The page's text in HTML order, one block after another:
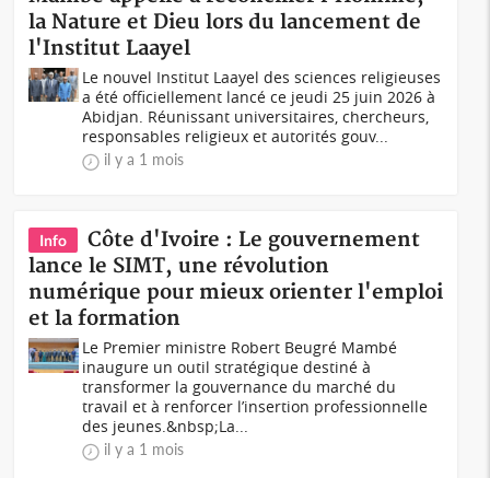
la Nature et Dieu lors du lancement de
l'Institut Laayel
Le nouvel Institut Laayel des sciences religieuses
a été officiellement lancé ce jeudi 25 juin 2026 à
Abidjan. Réunissant universitaires, chercheurs,
responsables religieux et autorités gouv...
il y a 1 mois
Info
Côte d'Ivoire : Le gouvernement
lance le SIMT, une révolution
numérique pour mieux orienter l'emploi
et la formation
Le Premier ministre Robert Beugré Mambé
inaugure un outil stratégique destiné à
transformer la gouvernance du marché du
travail et à renforcer l’insertion professionnelle
des jeunes.&nbsp;La...
il y a 1 mois